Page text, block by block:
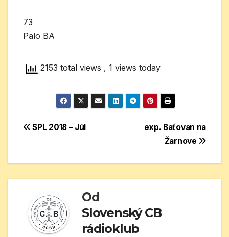
73
Palo BA
2153 total views , 1 views today
Navigácia
exp. Baťovan na
Žarnove
SPL 2018 – Júl
Od
Slovenský CB
rádioklub